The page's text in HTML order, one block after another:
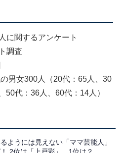
に関するアンケート
調査
男女300人（20代：65人、30
50代：36人、60代：14人）
ようには見えない「ママ芸能人」
2位は「上戸彩」、1位は？